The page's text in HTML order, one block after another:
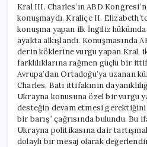
Kral III. Charles’ın ABD
konuşmaydı. Kraliçe II.
konuşma yapan ilk İngiliz
ayakta alkışlandı.
derin köklerine vurgu yapan Kral,
farklılıklarına rağmen güçlü bir
Avrupa’dan Ortadoğu’ya uzanan
Charles, Batı ittifakının
Ukrayna konusuna özel bir vurgu
desteğin devam etmesi gerektiğini
bir barış” çağrısında bulundu. Bu
Ukrayna politikasına dair
dolaylı bir mesaj olarak